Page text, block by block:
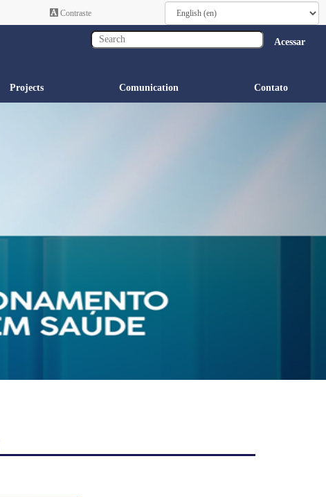
Contraste
Acessar
Projects Comunication Contato